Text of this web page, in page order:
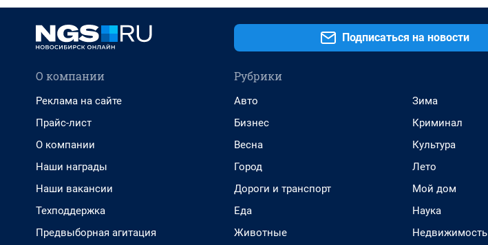
Подписаться на новости
О компании
Реклама на сайте
Прайс-лист
О компании
Наши награды
Наши вакансии
Техподдержка
Предвыборная агитация
Рубрики
Авто
Бизнес
Весна
Город
Дороги и транспорт
Еда
Животные
Зима
Криминал
Культура
Лето
Мой дом
Наука
Недвижимость